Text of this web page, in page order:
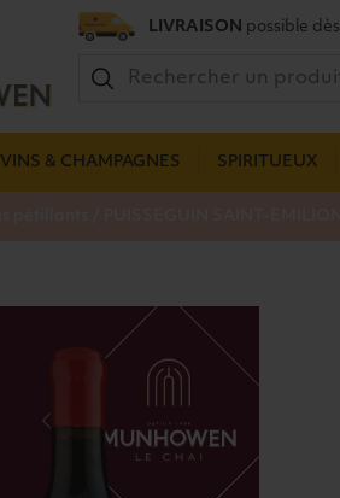
LIVRAISON possible dès
VINS & CHAMPAGNES SPIRITUEUX